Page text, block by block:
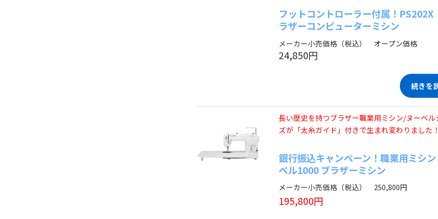
フットコントローラー付属！
ラザーコンピューターミシン
メーカー小売価格（税込） オープン価格
24,850円
続きを
長い歴史を持つブラザー職業用ミシン/ヌーベル
ズが「太糸ガイド」付きで生まれ変わりました！
銀行振込キャンペーン！職業用ミシン
ベル1000 ブラザーミシン
メーカー小売価格（税込） 250,800円
195,800円